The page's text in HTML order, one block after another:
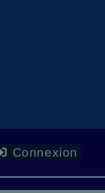
Connexion